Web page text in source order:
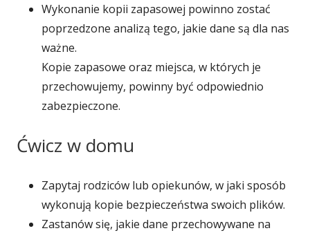
Wykonanie kopii zapasowej powinno zostać
poprzedzone analizą tego, jakie dane są dla nas
ważne.
Kopie zapasowe oraz miejsca, w których je
przechowujemy, powinny być odpowiednio
zabezpieczone.
Ćwicz w domu
Zapytaj rodziców lub opiekunów, w jaki sposób
wykonują kopie bezpieczeństwa swoich plików.
Zastanów się, jakie dane przechowywane na